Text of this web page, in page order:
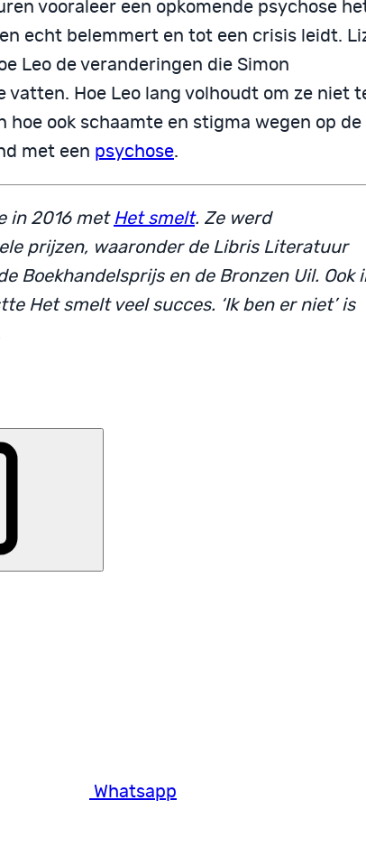
vooraleer een opkomende psychose
echt belemmert en tot een crisis leidt.
Leo de veranderingen die Simon
vatten. Hoe Leo lang volhoudt om ze niet
hoe ook schaamte en stigma wegen op de
met een psychose.
in 2016 met Het smelt. Ze werd
prijzen, waaronder de Libris Literatuur
Boekhandelsprijs en de Bronzen Uil. Ook
Het smelt veel succes. ‘Ik ben er niet’ is
Whatsapp